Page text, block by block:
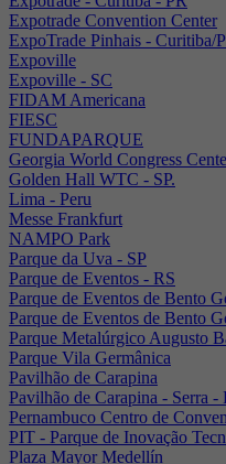
Expotrade Convention Center
ExpoTrade Pinhais - Curitiba/
Expoville
Expoville - SC
FIDAM Americana
FIESC
FUNDAPARQUE
Georgia World Congress
Golden Hall WTC - SP.
Lima - Peru
Messe Frankfurt
NAMPO Park
Parque da Uva - SP
Parque de Eventos - RS
Parque de Eventos de Bento
Parque de Eventos de Bento
Parque Metalúrgico Augusto
Parque Vila Germânica
Pavilhão de Carapina
Pavilhão de Carapina - Serra -
Pernambuco Centro de
PIT - Parque de Inovação
Plaza Mayor Medellín